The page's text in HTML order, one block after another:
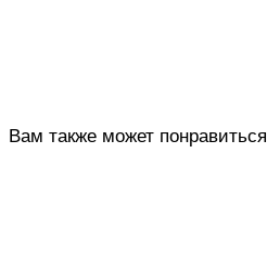
Вам также может понравиться